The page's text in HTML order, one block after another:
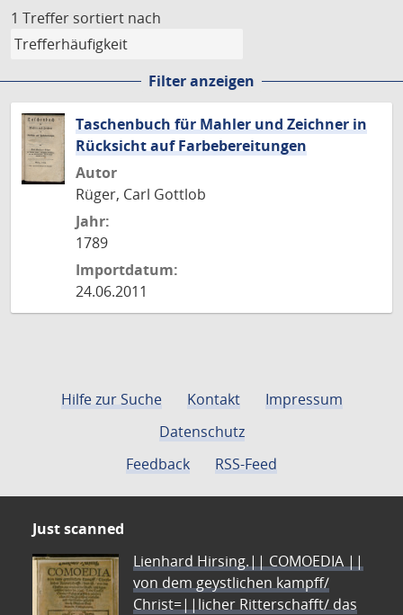
1 Treffer sortiert nach
Filter anzeigen
Taschenbuch für Mahler und Zeichner in
Rücksicht auf Farbebereitungen
Autor
Rüger, Carl Gottlob
Jahr:
1789
Importdatum:
24.06.2011
Hilfe zur Suche Kontakt
Impressum
Datenschutz
Feedback
RSS-Feed
Just scanned
Lienhard Hirsing.|| COMOEDIA ||
von dem geystlichen kampff/
Christ=||licher Ritterschafft/ das